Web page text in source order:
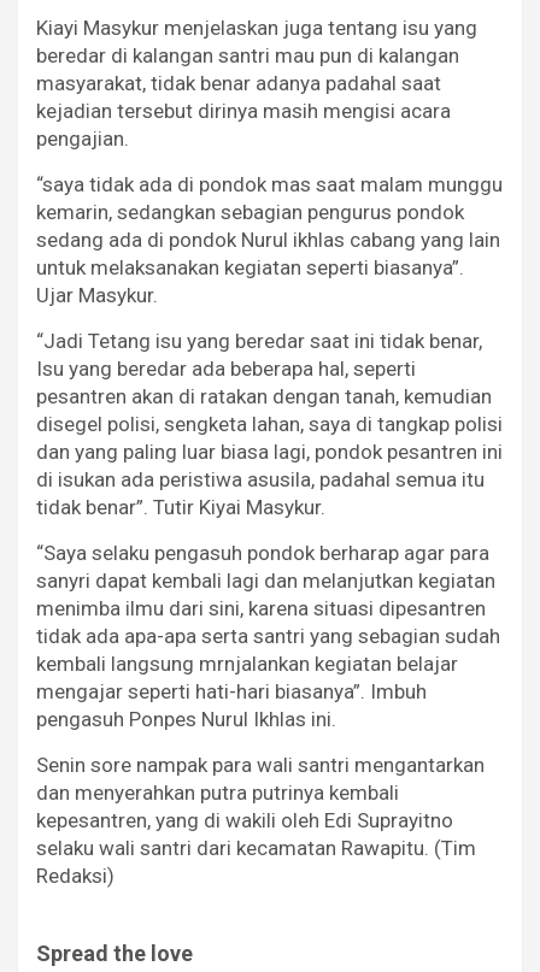
Kiayi Masykur menjelaskan juga tentang isu yang
beredar di kalangan santri mau pun di kalangan
masyarakat, tidak benar adanya padahal saat
kejadian tersebut dirinya masih mengisi acara
pengajian.
“saya tidak ada di pondok mas saat malam munggu
kemarin, sedangkan sebagian pengurus pondok
sedang ada di pondok Nurul ikhlas cabang yang lain
untuk melaksanakan kegiatan seperti biasanya”.
Ujar Masykur.
“Jadi Tetang isu yang beredar saat ini tidak benar,
Isu yang beredar ada beberapa hal, seperti
pesantren akan di ratakan dengan tanah, kemudian
disegel polisi, sengketa lahan, saya di tangkap polisi
dan yang paling luar biasa lagi, pondok pesantren ini
di isukan ada peristiwa asusila, padahal semua itu
tidak benar”. Tutir Kiyai Masykur.
“Saya selaku pengasuh pondok berharap agar para
sanyri dapat kembali lagi dan melanjutkan kegiatan
menimba ilmu dari sini, karena situasi dipesantren
tidak ada apa-apa serta santri yang sebagian sudah
kembali langsung mrnjalankan kegiatan belajar
mengajar seperti hati-hari biasanya”. Imbuh
pengasuh Ponpes Nurul Ikhlas ini.
Senin sore nampak para wali santri mengantarkan
dan menyerahkan putra putrinya kembali
kepesantren, yang di wakili oleh Edi Suprayitno
selaku wali santri dari kecamatan Rawapitu. (Tim
Redaksi)
Spread the love